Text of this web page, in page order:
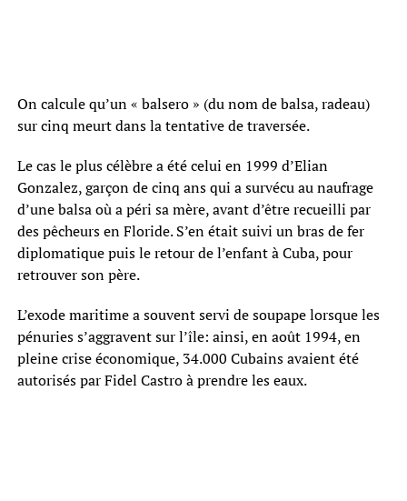
On calcule qu’un « balsero » (du nom de balsa, radeau)
sur cinq meurt dans la tentative de traversée.
Le cas le plus célèbre a été celui en 1999 d’Elian
Gonzalez, garçon de cinq ans qui a survécu au naufrage
d’une balsa où a péri sa mère, avant d’être recueilli par
des pêcheurs en Floride. S’en était suivi un bras de fer
diplomatique puis le retour de l’enfant à Cuba, pour
retrouver son père.
L’exode maritime a souvent servi de soupape lorsque les
pénuries s’aggravent sur l’île: ainsi, en août 1994, en
pleine crise économique, 34.000 Cubains avaient été
autorisés par Fidel Castro à prendre les eaux.